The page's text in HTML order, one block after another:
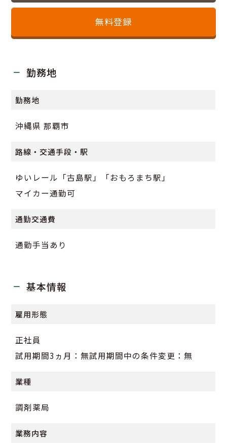
無料登録
勤務地
勤務地
沖縄県 那覇市
路線・交通手段・駅
ゆいレール「古島駅」「おもろまち駅」
マイカー通勤可
通勤交通費
通勤手当あり
基本情報
雇用形態
正社員
試用期間3ヵ月：無試用期間中の条件変更：無
業種
調剤薬局
業務内容